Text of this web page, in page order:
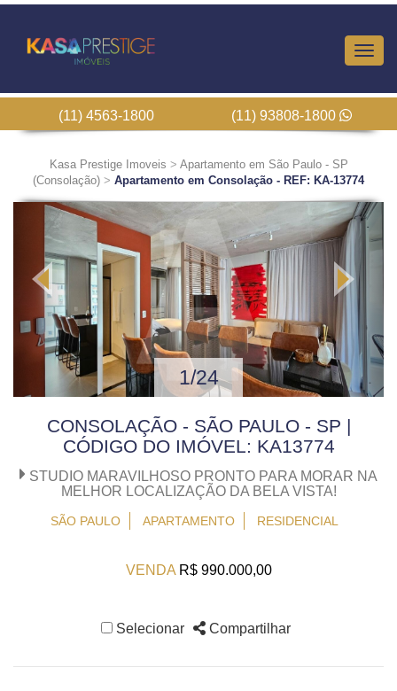
(11) 4563-1800 (11) 93808-1800
Kasa Prestige Imoveis > Apartamento em São Paulo - SP
(Consolação) > Apartamento em Consolação - REF: KA-13774
1/24
Previous Next
CONSOLAÇÃO - SÃO PAULO - SP |
CÓDIGO DO IMÓVEL: KA13774
STUDIO MARAVILHOSO PRONTO PARA MORAR NA
MELHOR LOCALIZAÇÃO DA BELA VISTA!
SÃO PAULO APARTAMENTO RESIDENCIAL
VENDAR$ 990.000,00
Selecionar Compartilhar